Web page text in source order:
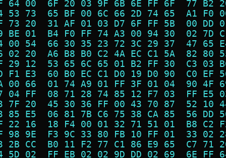
64 00  6F 20 03 9F 6B 6E FF 6F  77
53 73  65 BF 00 6C 66 2D 74 65  A1
73 20  31 AF 01 03 D7 6F FF 5B  00
BE 01  B4 F0 FF 74 A3 00 94 30  02
00 54  66 30 35 23 72 3C 29 37  47
02 20  A6 B8 B0 C2 4A EC C1 5A  82
29 12  53 65 6C 65 01 B2 FF 30  C3
F1 E3  60 B0 EC C1 D0 19 D0 90  C0
00 66  01 74 A9 01 FF 3F 01 04  90
04 FF  08 71 28 74 85 12 F7 03  FF
7F 20  45 30 36 FF 00 43 70 87  52
85 E5  06 81 7B C6 75 38 CA 85  56
22 16  18 F4 00 01 32 71 51 01  B8
98 9E  F3 9C 33 80 FB 10 FF 01  33
2B CC  B0 11 F2 77 C1 86 E9 65  C7
5D 02  FF EB 02 02 9D DD 02 69  6E